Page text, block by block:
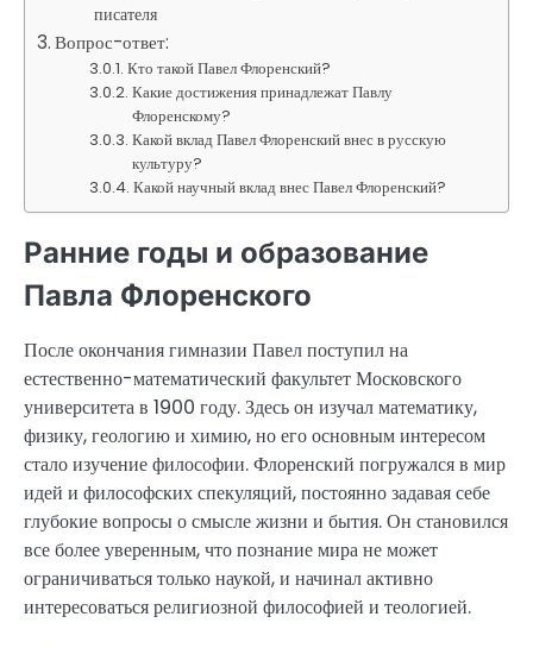
писателя
Вопрос-ответ:
Кто такой Павел Флоренский?
Какие достижения принадлежат Павлу
Флоренскому?
Какой вклад Павел Флоренский внес в русскую
культуру?
Какой научный вклад внес Павел Флоренский?
Ранние годы и образование
Павла Флоренского
После окончания гимназии Павел поступил на
естественно-математический факультет Московского
университета в 1900 году. Здесь он изучал математику,
физику, геологию и химию, но его основным интересом
стало изучение философии. Флоренский погружался в мир
идей и философских спекуляций, постоянно задавая себе
глубокие вопросы о смысле жизни и бытия. Он становился
все более уверенным, что познание мира не может
ограничиваться только наукой, и начинал активно
интересоваться религиозной философией и теологией.